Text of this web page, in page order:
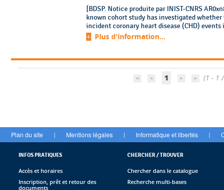
[BDSP. Notice produite par INIST-CNRS
known cohort study has investigated
incident coronary heart disease (CHD)
Plus d'information...
1 (1 - 1
Plan du site | Mentions légales | Informatique et libertés |
INFOS PRATIQUES
Accès et horaires
Inscription, prêt et retour des
documents
CHERCHER / TROUVER
Chercher dans le catalogue
Recherche multi-bases